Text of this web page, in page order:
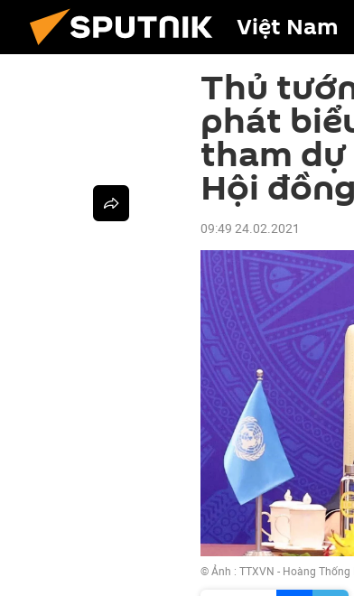
Việt Nam
Thủ
phát
tham dự
Hội
09:49 24.02.2021
© Ảnh : TTXVN - Hoàng Thống